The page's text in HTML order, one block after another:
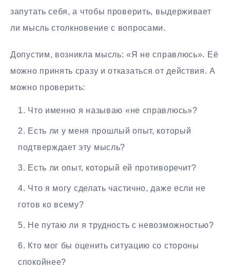
запутать себя, а чтобы проверить, выдерживает
ли мысль столкновение с вопросами.
Допустим, возникла мысль: «Я не справлюсь». Её
можно принять сразу и отказаться от действия. А
можно проверить:
Что именно я называю «не справлюсь»?
Есть ли у меня прошлый опыт, который
подтверждает эту мысль?
Есть ли опыт, который ей противоречит?
Что я могу сделать частично, даже если не
готов ко всему?
Не путаю ли я трудность с невозможностью?
Кто мог бы оценить ситуацию со стороны
спокойнее?